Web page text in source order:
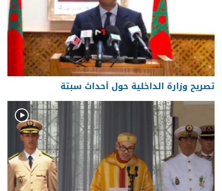
تصريح وزارة الداخلية حول أحداث سبتة